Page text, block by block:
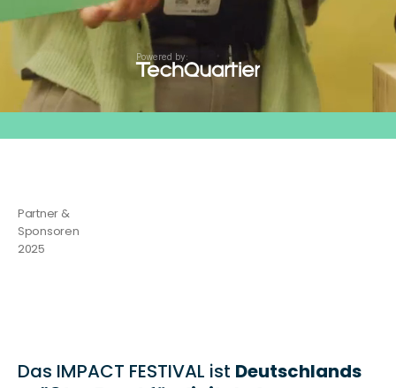
Powered by:
Partner &
Sponsoren
2025
Das IMPACT FESTIVAL ist Deutschlands